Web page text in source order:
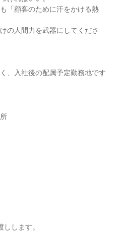
「顧客のために汗をかける熱
の人間力を武器にしてくださ
、入社後の配属予定勤務地です
します。